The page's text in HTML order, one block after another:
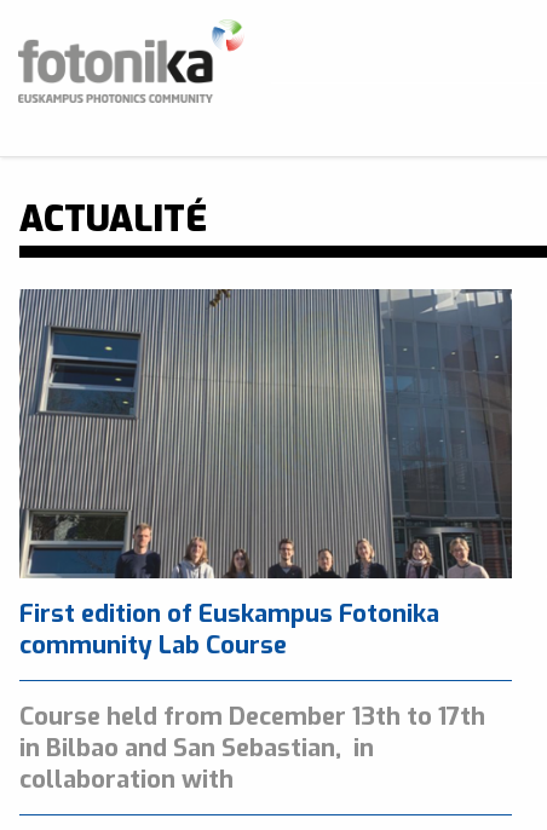
Euskampus Photonics Community
ACTUALITÉ
First edition of Euskampus Fotonika
community Lab Course
Course held from December 13th to 17th
in Bilbao and San Sebastian, in
collaboration with